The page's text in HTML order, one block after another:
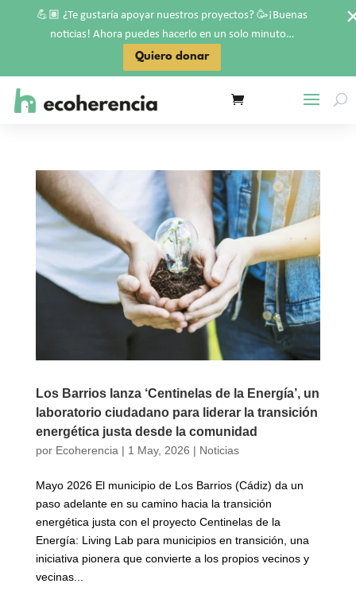
Los Barrios lanza ‘Centinelas de la Energía’, un
laboratorio ciudadano para liderar la transición
energética justa desde la comunidad
por Ecoherencia | 1 May, 2026 | Noticias
Mayo 2026 El municipio de Los Barrios (Cádiz) da un
paso adelante en su camino hacia la transición
energética justa con el proyecto Centinelas de la
Energía: Living Lab para municipios en transición, una
iniciativa pionera que convierte a los propios vecinos y
vecinas...
💪🏽 ¿Te gustaría apoyar nuestros proyectos? 🥳¡Buenas
noticias! Ahora puedes hacerlo en un solo minuto…
Quiero donar